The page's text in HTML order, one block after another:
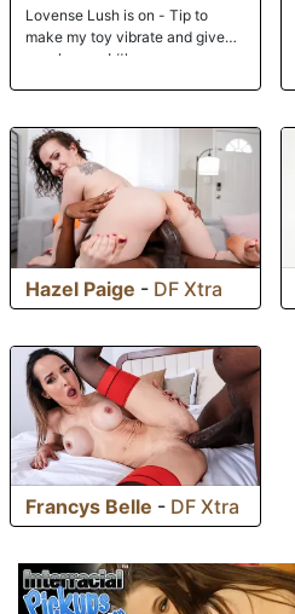
Lovense Lush is on - Tip to
make my toy vibrate and give
me pleasure! #lovense
Hazel Paige - DF Xtra
Francys Belle - DF Xtra